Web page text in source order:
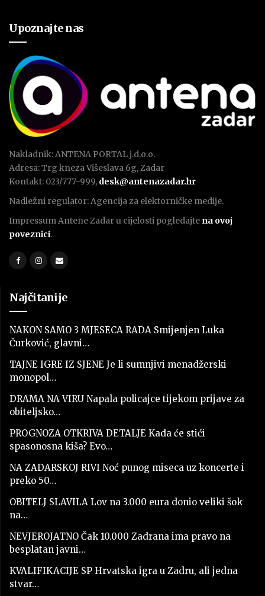
Upoznajte nas
Nakladnik: ANTENA PORTAL j.d.o.o.
Adresa: Trg kneza Višeslava 6g, Zadar
Kontakt: 023/777-999, desk@antenazadar.hr
Nadležni regulator: Agencija za elektorničke medije.
Impressum Antene Zadar u cijelosti pogledajte na ovoj
poveznici.
Najčitanije
NAKON SAMO 3 MJESECA RADA Smijenjen Luka
Čurković, glavni…
TAJNE IGRE IZ SJENE Je li sumnjivi menadžerski
monopol…
DRAMA NA VIRU Napala policajce tijekom prijave za
obiteljsko…
PROGNOZA OTKRIVA DETALJE Kada će stići
spasonosna kiša? Evo…
NA ZADARSKOJ RIVI Noć punog miseca uz koncerte i
preko 50…
OBITELJ SLAVILA Lov na 3.000 eura donio veliki šok
na…
NEVJEROJATNO Čak 10.000 Zadrana ima pravo na
besplatan javni…
KVALIFIKACIJE SP Hrvatska igra u Zadru, ali jedna
stvar…